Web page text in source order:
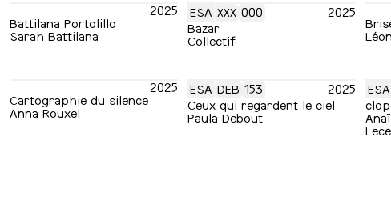
2025
Battilana Portolillo
Sarah Battilana
ESA XXX 000
2025
Bazar
Collectif
2025
Cartographie du silence
Anna Rouxel
ESA DEB 153
2025
Ceux qui regardent le ciel
Paula Debout
ESA